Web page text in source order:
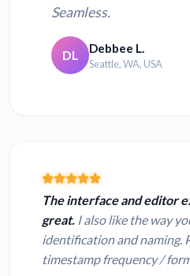
Seamless.
DL Debbee L.
Seattle, WA, USA
The interface and editor
great. I also like the way
identification and naming.
timestamp frequency /